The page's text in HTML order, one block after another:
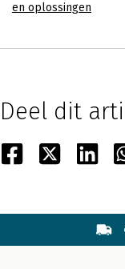
en oplossingen
Deel dit